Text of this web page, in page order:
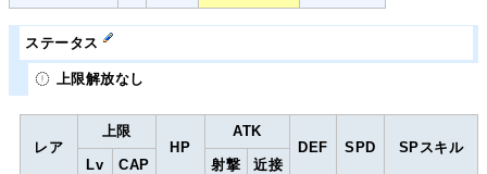
ステータス
上限解放なし
レア
上限
HP
ATK
DEF
SPD
SPスキル
Lv
CAP 射撃 近接